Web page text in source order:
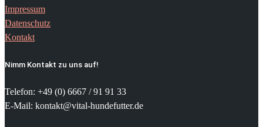
Impressum
Datenschutz
Kontakt
Nimm Kontakt zu uns auf!
Telefon: +49 (0) 6667 / 91 91 33
E-Mail: kontakt@vital-hundefutter.de